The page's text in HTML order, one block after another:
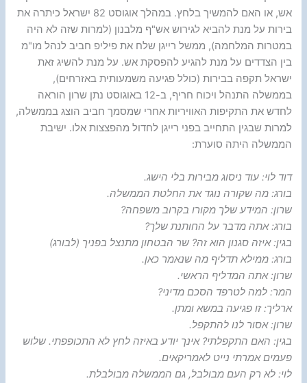
אש, או האם להמשיך בלחץ. במהלך אוגוסט 82 ישראל כיתרה את
בירות על מנת להביא לגירוש אש"ף מלבנון (למרות שזה לא היה
במטרות המלחמה), ממשל רייגן שלח את פיליפ חביב לנהל מו"מ
בין הצדדים על מנת להגיע להפסקת אש. על מנת להשיג זאת
ישראל תקפה בבירות (כולל פגיעה משמעותית באזרחים),
בממשלה התנהל ויכוח חריף, ב-12 באוגוסט נתן שרון הוראה
לחדש את התקיפות האוויריות אחרי שמסמך חביב הוצג בממשלה,
למרות שבגין התחייב בפני רייגן לחדול מהפצצות אלו. ישיבת
הממשלה היתה סוערת:
דוד לוי: עוד ניסוג מבירות בלי הישג.
בורג: מה שקורה נוגד את החלטת הממשלה.
שרון: המידע שלך מקורו בקרוב משפחה?
בורג: אתה מדבר על החותנת שלך?
בגין: איזה סגנון הוא זה? שר הבטחון מתנצל בפניך (לבורג)
בורג: ממילא תדליף מה שנאמר כאן.
שרון: אתה המדליף הראשי.
המר: למה לטרפד הסכם מדיני?
ארליך: זו פגיעה במשא ומתן.
שרון: אסור לנו להתקפל.
בגין: האם התקפלתי? אינך יודע באיזה לחץ לא התכופפתי. שלוש
פעמים אמרתי נייט לאמריקאים.
לוי: לא רק העם מבולבל, גם הממשלה מבולבלת.